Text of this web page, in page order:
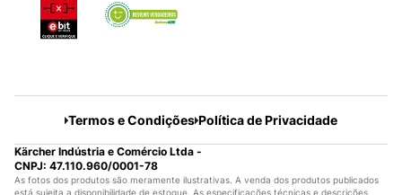
Termos e Condições Política de Privacidade
Kärcher Indústria e Comércio Ltda -
CNPJ: 47.110.960/0001-78
As fotos dos produtos são meramente ilustrativas. A venda dos produtos publicados
está sujeita a disponibilidade de estoque. As especificações técnicas e descrições